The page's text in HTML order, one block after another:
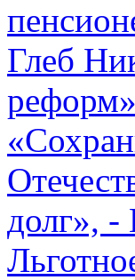
Глеб
реформ»
долг», -